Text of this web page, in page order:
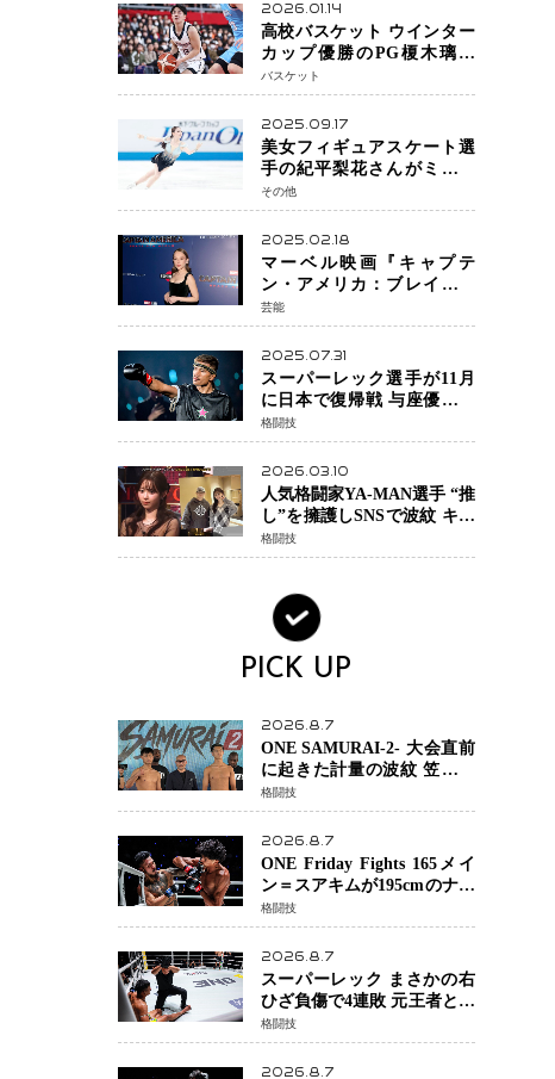
2026.01.14
高校バスケット ウインター
カップ優勝のPG榎木璃旺
（えのき・りお）がプロの
現場へ―。
バスケット
2025.09.17
美女フィギュアスケート選
手の紀平梨花さんがミラノ
五輪出場断念 中部選手権欠
場を発表「安全最優先の判
断」
その他
2025.02.18
マーベル映画『キャプテ
ン・アメリカ：ブレイブ・
ニュー・ワールド』 新ブラ
ック・ウィドウ役のシラ・
ハースとは！？
芸能
2025.07.31
スーパーレック選手が11月
に日本で復帰戦 与座優貴選
手との激突に「すべての技
術を見せたい」
格闘技
2026.03.10
人気格闘家YA-MAN選手 “推
し”を擁護しSNSで波紋 キャ
バクラ番組騒動に参戦…結
果的にPR効果も？
格闘技
PICK UP
2026.8.7
ONE SAMURAI-2- 大会直前
に起きた計量の波紋 笠原弘
希ら注目ファイターは契約
体重で決戦へ、山本歩夢と
平山諒選手戦は中止に
格闘技
2026.8.7
ONE Friday Fights 165メイ
ン＝スアキムが195cmのナビ
ル・アナンからダウン奪
取！猛反撃を耐え抜き判定
勝利、8連勝を達成
格闘技
2026.8.7
スーパーレック まさかの右
ひざ負傷で4連敗 元王者とし
て異例の苦境…「アクシデ
ント」でも消えない危険信
号
格闘技
2026.8.7